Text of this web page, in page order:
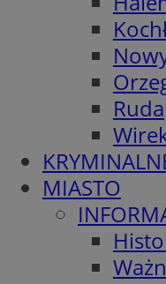
Ruda
MIASTO